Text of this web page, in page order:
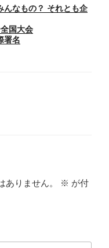
んなもの？ それとも企
国大会
署名
ありません。 ※ が付